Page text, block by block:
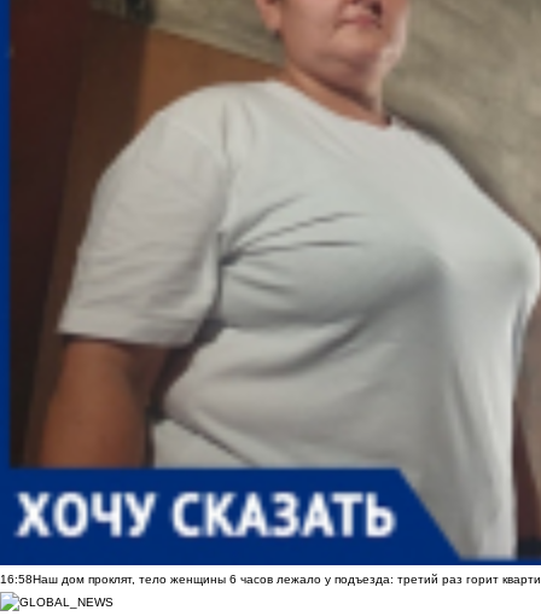
16:58Наш дом проклят, тело женщины 6 часов лежало у подъезда: третий раз горит